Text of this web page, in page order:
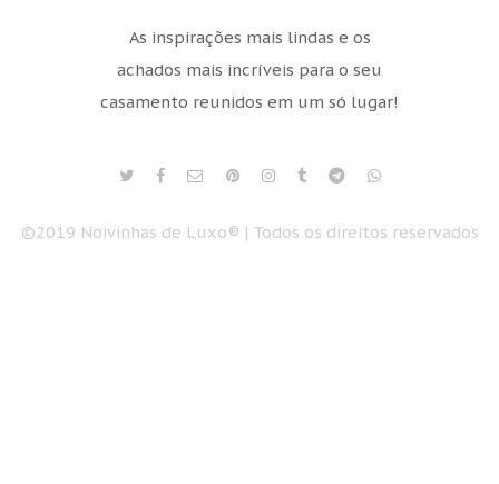
As inspirações mais lindas e os
achados mais incríveis para o seu
casamento reunidos em um só lugar!
©2019 Noivinhas de Luxo® | Todos os direitos reservados